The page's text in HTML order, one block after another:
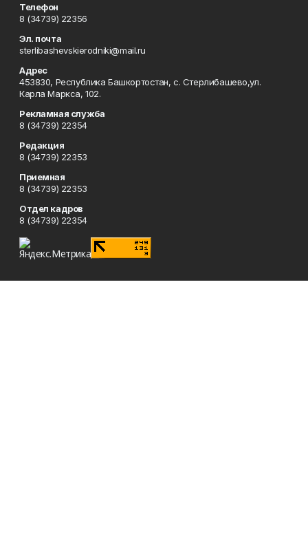
Телефон
8 (34739) 22356
Эл. почта
sterlibashevskierodniki@mail.ru
Адрес
453830, Республика Башкортостан, c. Стерлибашево,ул.
Карла Маркса, 102.
Рекламная служба
8 (34739) 22354
Редакция
8 (34739) 22353
Приемная
8 (34739) 22353
Отдел кадров
8 (34739) 22354